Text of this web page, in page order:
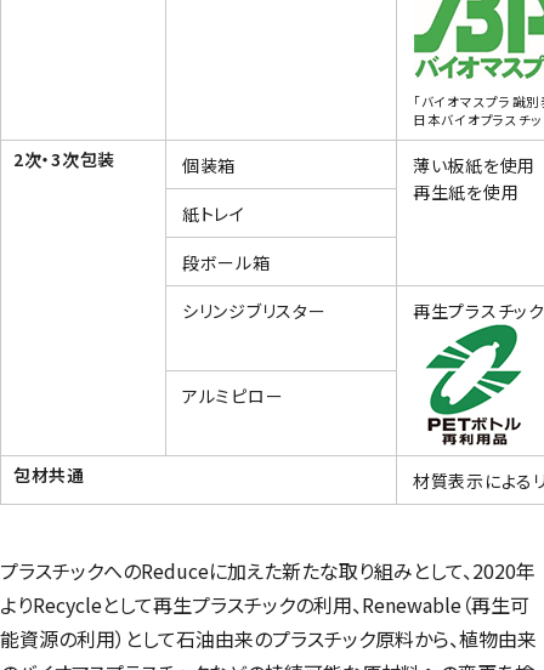
「バイオマスプラ識
日本バイオプラスチ
2次・3次包装 個装箱
薄い板紙を使用
再生紙を使用
紙トレイ
段ボール箱
シリンジブリスター
再生プラスチッ
アルミピロー
包材共通 材質表示による
プラスチックへのReduceに加えた新たな取り組みとして、2020年
よりRecycleとして再生プラスチックの利用、Renewable（再生可
能資源の利用）として石油由来のプラスチック原料から、植物由来